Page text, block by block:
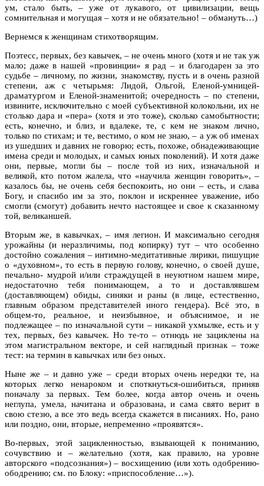
ум, стало быть, – уже от лукавого, от цивилизации, вещь
сомнительная и могущая – хотя и не обязательно! – обмануть…)
Вернемся к женщинам стихотворящим.
Поэтесс, первых, без кавычек, – не очень много (хотя и не так уж
мало; даже в нашей «провинции» я рад – и благодарен за это
судьбе – личному, по жизни, знакомству, пусть и в очень разной
степени, аж с четырьмя: Лидой, Ольгой, Еленой-умницей-
драматургом и Еленой-знаменитой; очередность – по степени,
извините, исключительно с моей субъективной колокольни, их не
столько дара и «пера» (хотя и это тоже), сколько самобытности;
есть, конечно, и близ, и вдалеке, те, с кем не знаком лично,
только по стихам; и те, вестимо, о ком не знаю, – а уж об именах
из ушедших и давних не говорю; есть, похоже, обнадеживающие
имена среди и молодых, и самых юных поколений). И хотя даже
они, первые, могли бы – после той из них, изначальной и
великой, кто потом жалела, что «научила женщин говорить», –
казалось бы, не очень себя беспокоить, но они – есть, и слава
Богу, и спасибо им за это, поклон и искреннее уважение, ибо
смогли (смогут) добавить нечто настоящее и свое к сказанному
той, великаншей.
Вторым же, в кавычках, – имя легион. И максимально сегодня
урожайны (и неразличимы, под копирку) тут – что особенно
достойно сожаления – интимно-медитативные лирики, пишущие
о «духовном», то есть в первую голову, конечно, о своей душе,
печально- мудрой и/или страждущей в неуютном нашем мире,
недостаточно тебя понимающем, а то и доставлявшем
(доставляющем) обиды, синяки и раны (в лице, естественно,
главным образом представителей иного гендера). Всё это, в
общем-то, реальное, и неизбывное, и объяснимое, и не
подлежащее – по изначальной сути – никакой ухмылке, есть и у
тех, первых, без кавычек. Но те-то – отнюдь не зациклены на
этом магистральном векторе, и сей наглядный признак – тоже
тест: на термин в кавычках или без оных.
Ныне же – и давно уже – среди вторых очень нередки те, на
которых легко ненароком и споткнуться-ошибиться, приняв
поначалу за первых. Тем более, когда автор очень и очень
неглупа, умела, начитана и образована, и сама свято верит в
свою стезю, а все это ведь всегда скажется в писаниях. Но, рано
или поздно, они, вторые, непременно «проявятся».
Во-первых, этой зацикленностью, взывающей к пониманию,
сочувствию и – желательно (хотя, как правило, на уровне
авторского «подсознания») – восхищению (или хоть одобрению-
ободрению; см. по Блоку: «приспособление…»).